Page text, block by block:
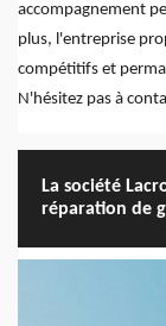
accompagnement
plus, l'entreprise
compétitifs et
N'hésitez pas à
La société
réparation de